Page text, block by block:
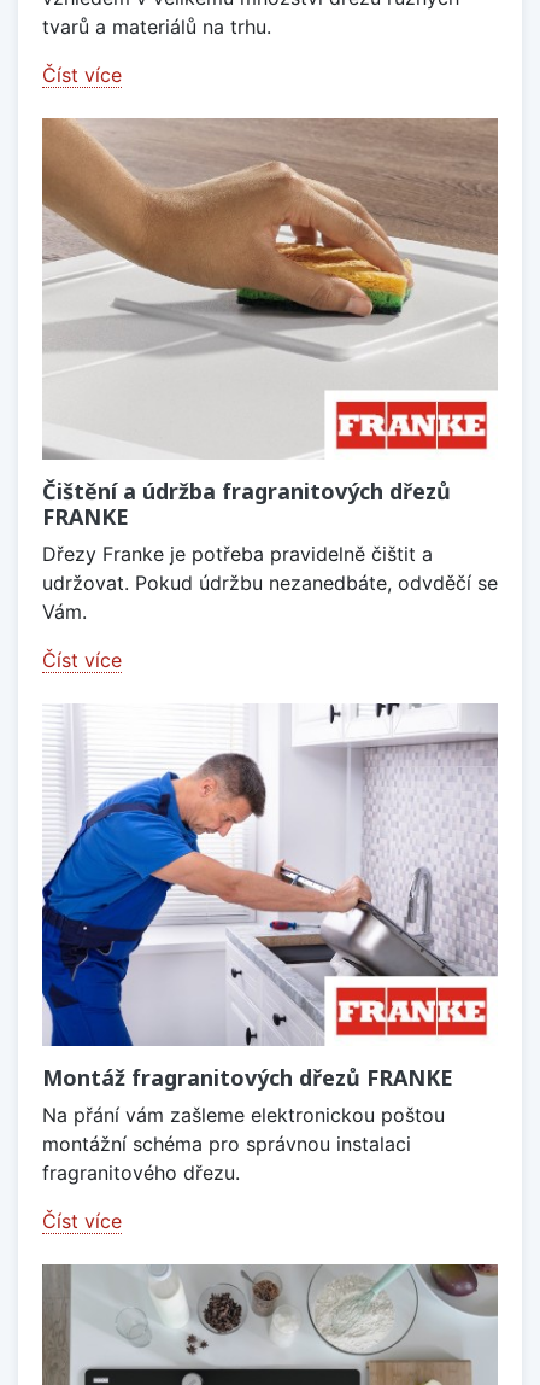
tvarů a materiálů na trhu.
Číst více
Čištění a údržba fragranitových dřezů
FRANKE
Dřezy Franke je potřeba pravidelně čištit a
udržovat. Pokud údržbu nezanedbáte, odvděčí se
Vám.
Číst více
Montáž fragranitových dřezů FRANKE
Na přání vám zašleme elektronickou poštou
montážní schéma pro správnou instalaci
fragranitového dřezu.
Číst více